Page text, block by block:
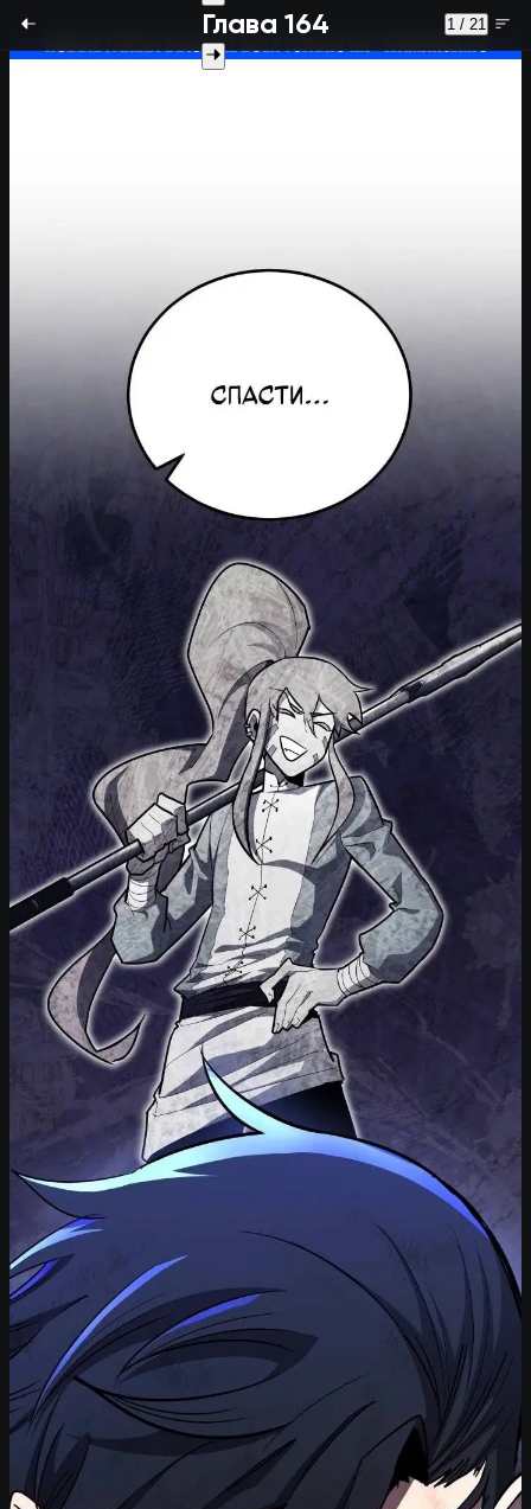
Глава 164 1 / 21